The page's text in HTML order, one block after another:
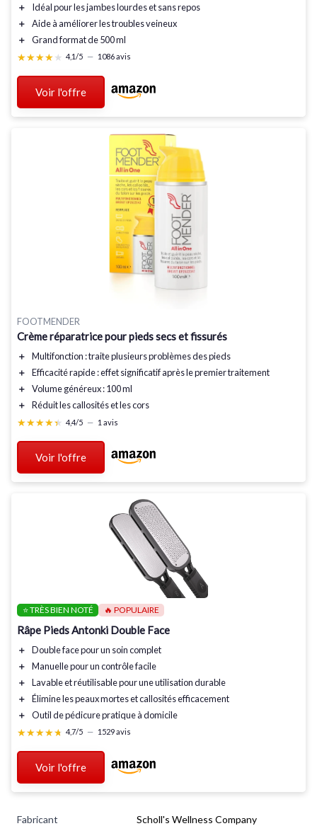
＋
Idéal pour lesjambes lourdeset sans repos
＋
Aide à améliorer lestroubles veineux
＋
Grand format de500 ml
★★★★★
★★★★★ 4,1/5 — 1086 avis
Voir l'offre
FOOTMENDER
Crème réparatrice pour pieds secs et fissurés
＋ Multifonction : traite plusieurs problèmes des pieds
＋
Efficacité rapide: effet significatif après le premier traitement
＋
Volume généreux: 100 ml
＋
Réduit les callositéset les cors
★★★★★
★★★★★ 4,4/5 — 1 avis
Voir l'offre
⭐ TRÈS BIEN NOTÉ 🔥 POPULAIRE
Râpe Pieds Antonki Double Face
＋ Double facepour un soin complet
＋
Manuellepour un contrôle facile
＋
Lavable et réutilisablepour une utilisation durable
＋
Élimine les peaux morteset callosités efficacement
＋
Outil de pédicurepratique à domicile
★★★★★
★★★★★ 4,7/5 — 1529 avis
Voir l'offre
Fabricant
‎Scholl's Wellness Company